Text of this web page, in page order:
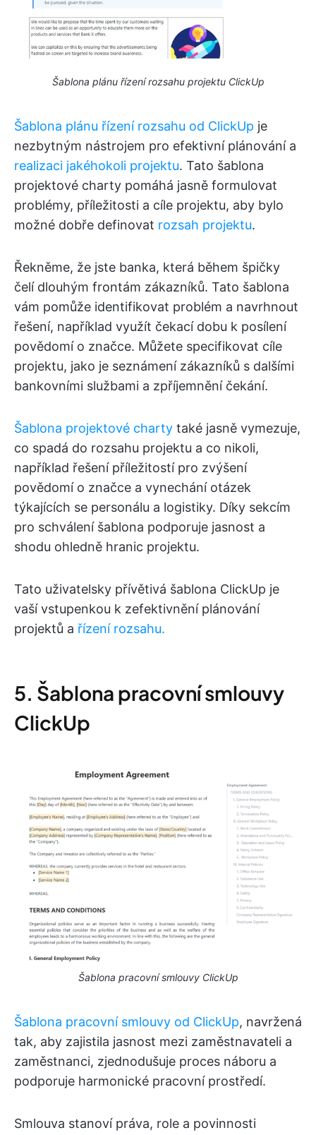
Šablona plánu řízení rozsahu projektu ClickUp
Šablona plánu řízení rozsahu od ClickUp je
nezbytným nástrojem pro efektivní plánování a
realizaci jakéhokoli projektu. Tato šablona
projektové charty pomáhá jasně formulovat
problémy, příležitosti a cíle projektu, aby bylo
možné dobře definovat rozsah projektu.
Řekněme, že jste banka, která během špičky
čelí dlouhým frontám zákazníků. Tato šablona
vám pomůže identifikovat problém a navrhnout
řešení, například využít čekací dobu k posílení
povědomí o značce. Můžete specifikovat cíle
projektu, jako je seznámení zákazníků s dalšími
bankovními službami a zpříjemnění čekání.
Šablona projektové charty také jasně vymezuje,
co spadá do rozsahu projektu a co nikoli,
například řešení příležitostí pro zvýšení
povědomí o značce a vynechání otázek
týkajících se personálu a logistiky. Díky sekcím
pro schválení šablona podporuje jasnost a
shodu ohledně hranic projektu.
Tato uživatelsky přívětivá šablona ClickUp je
vaší vstupenkou k zefektivnění plánování
projektů a řízení rozsahu.
5. Šablona pracovní smlouvy
ClickUp
Šablona pracovní smlouvy ClickUp
Šablona pracovní smlouvy od ClickUp, navržená
tak, aby zajistila jasnost mezi zaměstnavateli a
zaměstnanci, zjednodušuje proces náboru a
podporuje harmonické pracovní prostředí.
Smlouva stanoví práva, role a povinnosti